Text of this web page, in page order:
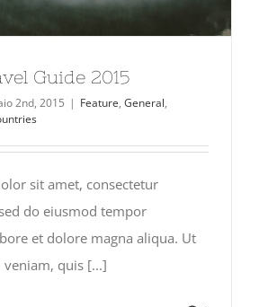
Guide 2015
2nd, 2015 | Feature, General,
sit amet, consectetur
do eiusmod tempor
et dolore magna aliqua. Ut
quis [...]